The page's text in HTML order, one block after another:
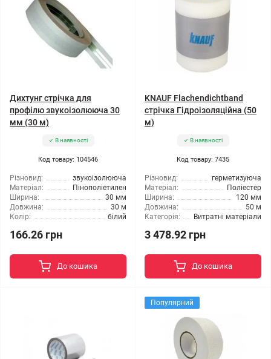
Дихтунг стрічка для
профілю звукоізолююча 30
мм (30 м)
В наявності
Код товару: 104546
Різновид:
звукоізолююча
Матеріал:
Пінополіетилен
Ширина:
30 мм
Довжина:
30 м
Колір:
білий
166.26 грн
До кошика
KNAUF Flachendichtband
стрічка Гідроізоляційна (50
м)
В наявності
Код товару: 7435
Різновид:
герметизуюча
Матеріал:
Поліестер
Ширина:
120 мм
Довжина:
50 м
Категорія:
Витратні матеріали
3 478.92 грн
До кошика
Популярний